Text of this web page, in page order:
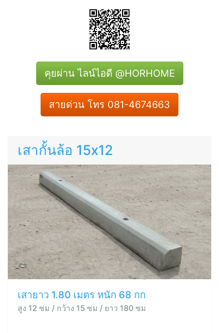
คุยผ่าน ไลน์ไอดี @HORHOME
สายด่วน โทร 081-4674663
เสากั้นล้อ 15x12
เสายาว 1.80 เมตร หนัก 68 กก
สูง 12 ซม / กว้าง 15 ซม / ยาว 180 ซม